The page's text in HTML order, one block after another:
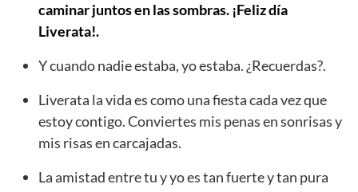
caminar juntos en las sombras. ¡Feliz día
Liverata!.
Y cuando nadie estaba, yo estaba. ¿Recuerdas?.
Liverata la vida es como una fiesta cada vez que
estoy contigo. Conviertes mis penas en sonrisas y
mis risas en carcajadas.
La amistad entre tu y yo es tan fuerte y tan pura